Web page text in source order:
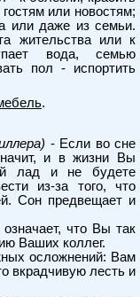
или новостям;
или даже из семьи.
жительства или к
вода, семью
пол - испортить
.
- Если во сне
и в жизни Вы
лад и не будете
из-за того, что
Сон предвещает и
что Вы так
Ваших коллег.
осложнений: Вам
вкрадчивую лесть и